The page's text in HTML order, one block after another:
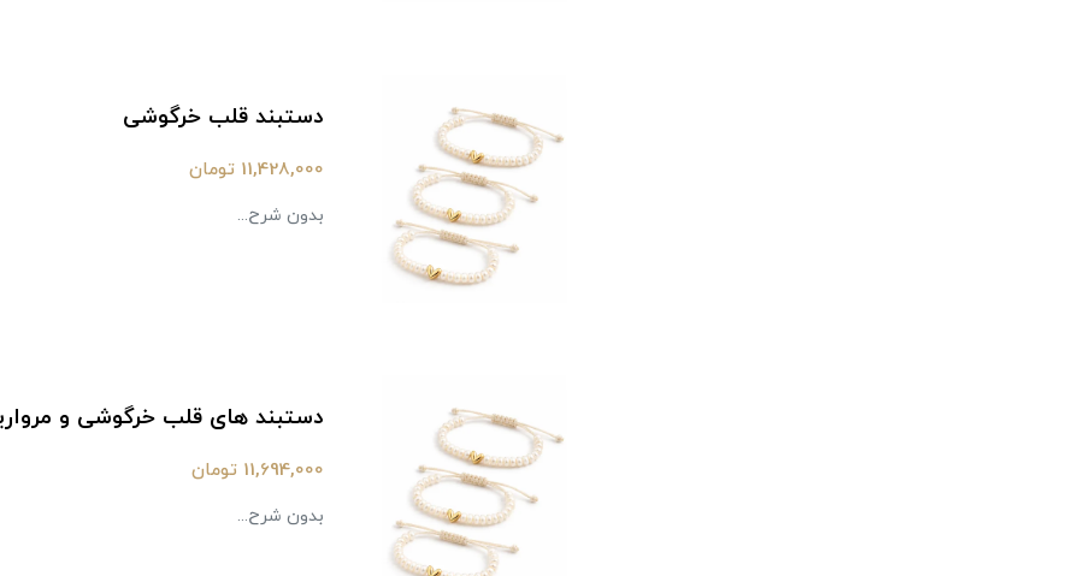
دستبند قلب خرگوشی
11,428,000 تومان
بدون شرح...
دستبند های قلب خرگوشی و
11,694,000 تومان
بدون شرح...